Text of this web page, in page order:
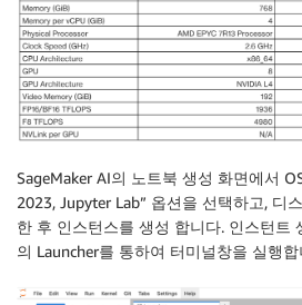
SageMaker AI의 노트북 생성 화면에서
2023, Jupyter Lab” 옵션을 선택하고, 디
한 후 인스턴스를 생성 합니다. 인스턴트
의 Launcher를 통하여 터미널창을 실행합